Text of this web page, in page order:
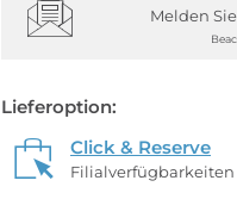
Melden
Lieferoption:
Click & Reserve
Filialverfügbarkeiten